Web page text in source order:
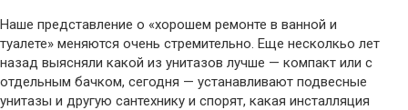
Наше представление о «хорошем ремонте в ванной и
туалете» меняются очень стремительно. Еще несколкьо лет
назад выясняли какой из унитазов лучше — компакт или с
отдельным бачком, сегодня — устанавливают подвесные
унитазы и другую сантехнику и спорят, какая инсталляция